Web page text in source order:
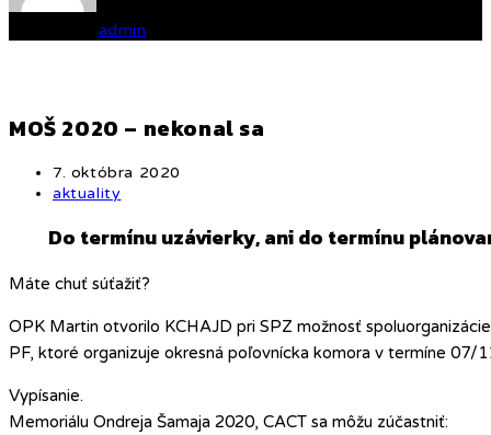
admin
MOŠ 2020 – nekonal sa
Post
published:
7. októbra 2020
Post
aktuality
Do termínu uzávierky, ani do termínu
Máte chuť súťažiť?
OPK Martin otvorilo KCHAJD pri SPZ možnosť
PF, ktoré organizuje okresná poľovnícka komora v termíne 07/
Vypísanie.
Memoriálu Ondreja Šamaja 2020, CACT sa môžu zúčastniť: